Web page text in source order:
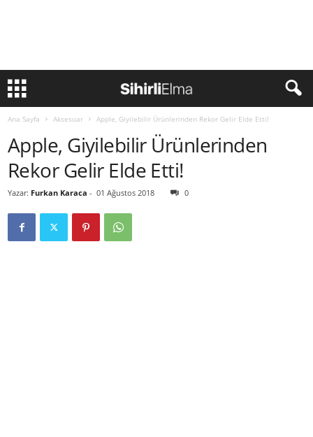
Ana Sayfa Aksesuar Apple, Giyilebilir Ürünlerinden Rekor Gelir Elde Etti!
Apple, Giyilebilir Ürünlerinden
Rekor Gelir Elde Etti!
Yazar: Furkan Karaca - 01 Ağustos 2018 0